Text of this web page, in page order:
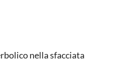
nella sfacciata